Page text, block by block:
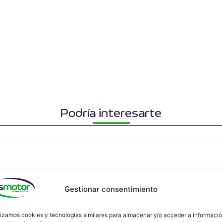
Gestionar consentimiento
cookies y tecnologías similares para almacenar y/o acceder a
Podría interesarte